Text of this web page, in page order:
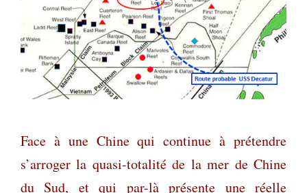
Face à une Chine qui continue à prétendre
s’arroger la quasi-totalité de la mer de Chine
du Sud, et qui par-là présente une réelle